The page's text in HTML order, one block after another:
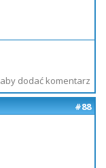
aby dodać komentarz
#88